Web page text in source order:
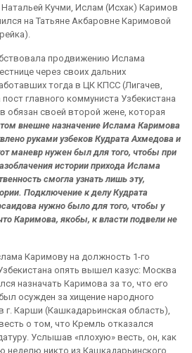
Натальей Кучми, Ислам (Исхак) Каримов
на Татьяне Акбаровне Каримовой
продвижению Ислама
через своих дальних
тогда в ЦК КПСС (Лигачев,
главного коммуниста Узбекистана
обязан своей второй жене, которая
внешне назначение Ислама Каримова
руками узбеков Кудрата Ахмедова и
маневр нужен был для того, чтобы при
истории прихода Ислама
смогла узнать лишь эту,
Подключение к делу Кудрата
нужно было для того, чтобы у
Каримова, якобы, к власти подвели не
Каримову на должность 1-го
опять вышел казус: Москва
назначать Каримова за то, что его
осужден за хищение народного
Карши (Кашкадарьинская область),
о том, что Кремль отказался
Услышав «плохую» весть, он, как
неделю никто из Кашкадарьинского